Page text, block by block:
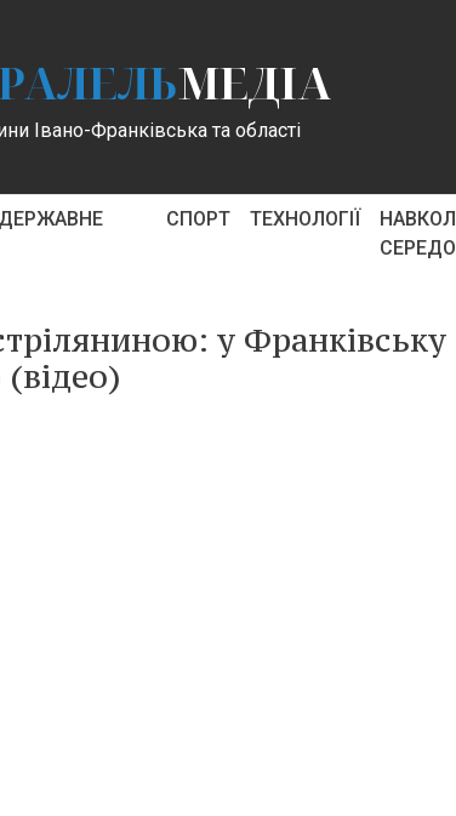
МЕДІА
Івано-Франківська та області
СПОРТ ТЕХНОЛОГІЇ
у Франківську